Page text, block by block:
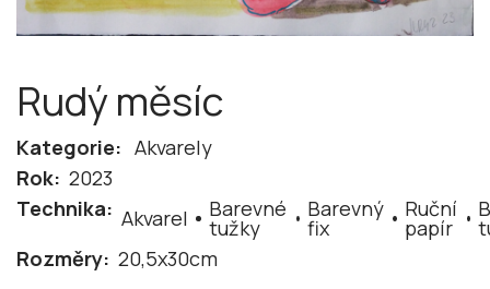
Rudý měsíc
Kategorie: Akvarely
Rok: 2023
Technika: Akvarel Barevné
tužky
Barevný
fix
Ruční
papír
Rozměry: 20,5x30cm